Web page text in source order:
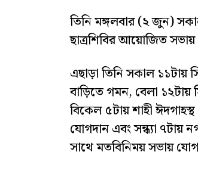
তিনি মঙ্গলবার (২ জুন)
ছাত্রশিবির আয়োজিত
এছাড়া তিনি সকাল ১১টায়
বাড়িতে গমন, বেলা
বিকেল ৫টায় শাহী
যোগদান এবং সন্ধ্যা ৭টায়
সাথে মতবিনিময় সভায়